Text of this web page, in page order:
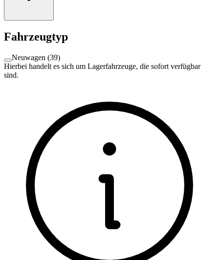
Fahrzeugtyp
Neuwagen (39)
Hierbei handelt es sich um Lagerfahrzeuge, die sofort verfügbar
sind.